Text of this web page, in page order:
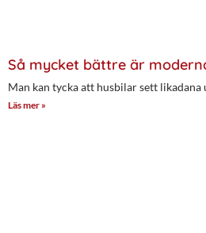
Så mycket bättre är
Man kan tycka att husbilar sett
Läs mer »